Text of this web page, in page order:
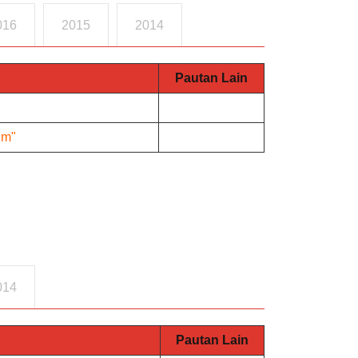
2015 2014
Pautan Lain
Pautan Lain